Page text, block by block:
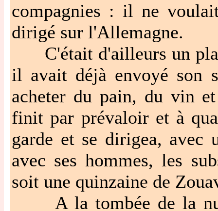
compagnies : il ne
dirigé sur l'Allemagne.
C'était d'ailleurs un
il avait déjà envoyé son
acheter du pain, du vin
finit par prévaloir et à
garde et se dirigea, avec
avec ses hommes, les
soit une quinzaine de
A la tombée de la